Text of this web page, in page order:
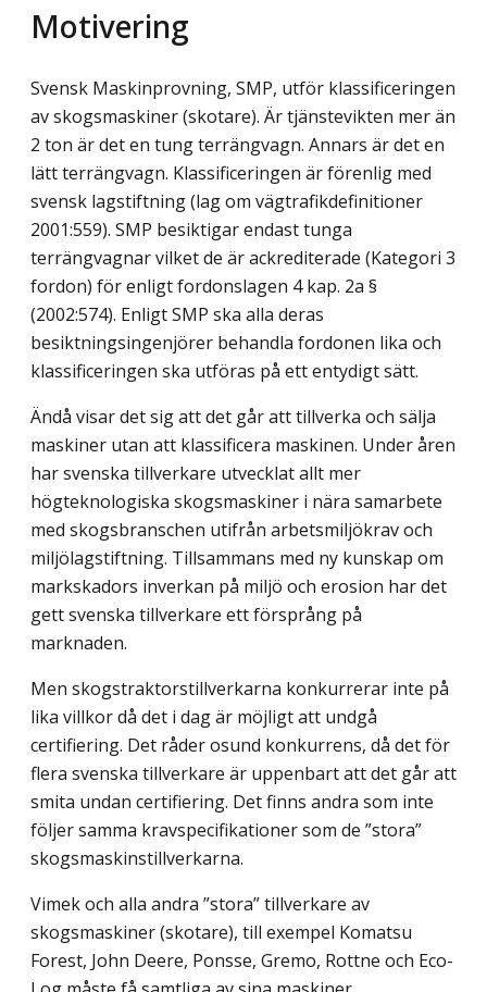
Motivering
Svensk Maskinprovning, SMP, utför klassificeringen
av skogsmaskiner (skotare). Är tjänstevikten mer än
2 ton är det en tung terrängvagn. Annars är det en
lätt terrängvagn. Klassificeringen är förenlig med
svensk lagstiftning (lag om vägtrafikdefinitioner
2001:559). SMP besiktigar endast tunga
terrängvagnar vilket de är ackrediterade (Kategori 3
fordon) för enligt fordonslagen 4 kap. 2a §
(2002:574). Enligt SMP ska alla deras
besiktningsingenjörer behandla fordonen lika och
klassificeringen ska utföras på ett entydigt sätt.
Ändå visar det sig att det går att tillverka och sälja
maskiner utan att klassificera maskinen. Under åren
har svenska tillverkare utvecklat allt mer
högteknologiska skogsmaskiner i nära samarbete
med skogsbranschen utifrån arbetsmiljökrav och
miljölagstiftning. Tillsammans med ny kunskap om
markskadors inverkan på miljö och erosion har det
gett svenska tillverkare ett försprång på
marknaden.
Men skogstraktorstillverkarna konkurrerar inte på
lika villkor då det i dag är möjligt att undgå
certifiering. Det råder osund konkurrens, då det för
flera svenska tillverkare är uppenbart att det går att
smita undan certifiering. Det finns andra som inte
följer samma kravspecifikationer som de ”stora”
skogsmaskinstillverkarna.
Vimek och alla andra ”stora” tillverkare av
skogsmaskiner (skotare), till exempel Komatsu
Forest, John Deere, Ponsse, Gremo, Rottne och Eco-